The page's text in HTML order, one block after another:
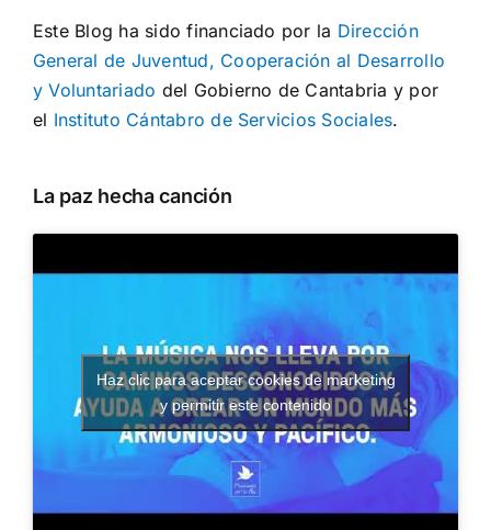
Este Blog ha sido financiado por la Dirección
General de Juventud, Cooperación al Desarrollo
y Voluntariado del Gobierno de Cantabria y por
el Instituto Cántabro de Servicios Sociales.
La paz hecha canción
Haz clic para aceptar cookies de marketing
y permitir este contenido